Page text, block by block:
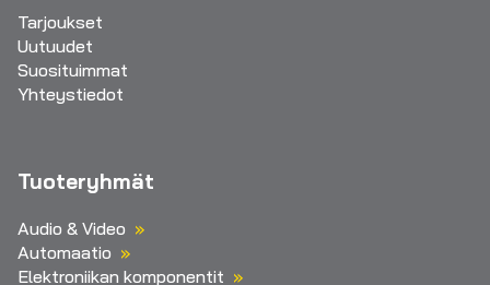
Tarjoukset
Uutuudet
Suosituimmat
Yhteystiedot
Tuoteryhmät
Audio & Video
Automaatio
Elektroniikan komponentit